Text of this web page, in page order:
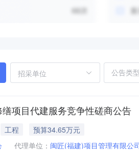
招采单位
项目代建服务竞争性磋商公告
工程
预算34.65万元
代理单位： 闽匠(福建)项目管理有限公